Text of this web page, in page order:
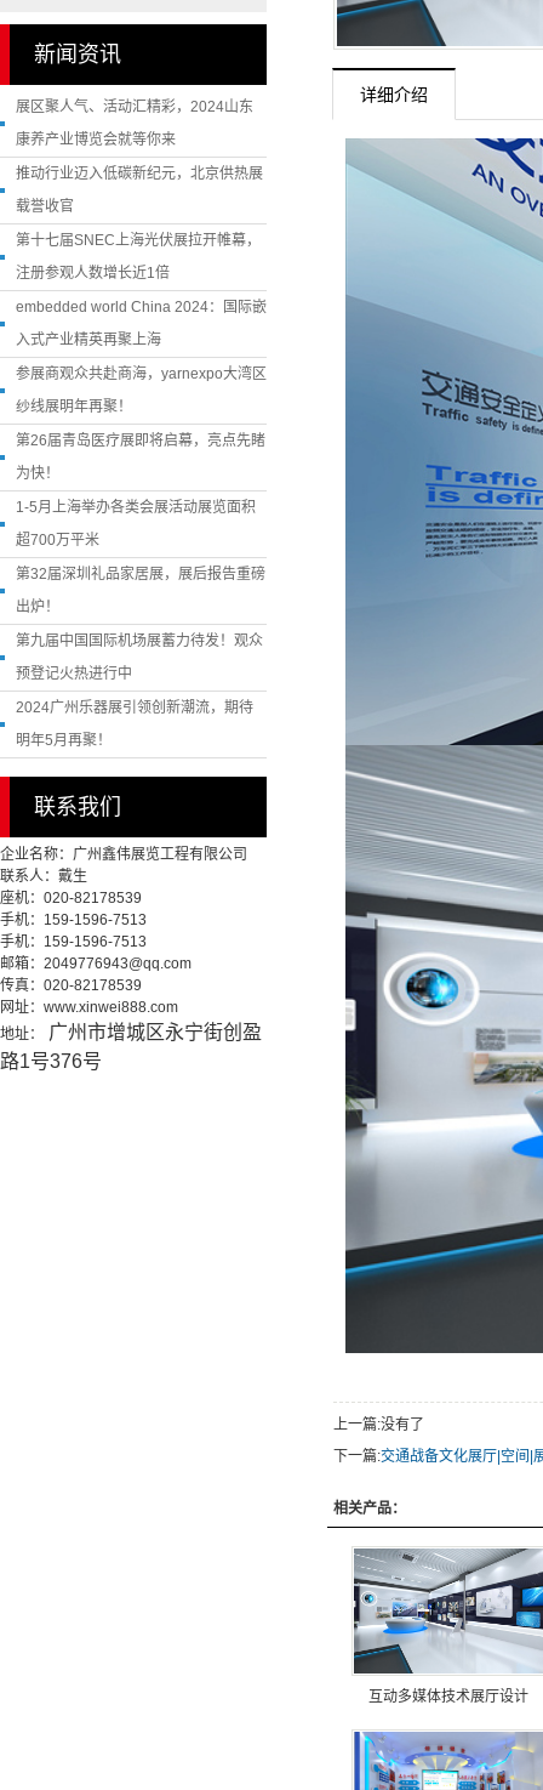
医疗展
卫浴展
新闻资讯
展区聚人气、活动汇精彩，2024山东
康养产业博览会就等你来
推动行业迈入低碳新纪元，北京供热展
载誉收官
第十七届SNEC上海光伏展拉开帷幕，
注册参观人数增长近1倍
embedded world China 2024：国际嵌
入式产业精英再聚上海
参展商观众共赴商海，yarnexpo大湾区
纱线展明年再聚！
第26届青岛医疗展即将启幕，亮点先睹
为快！
1-5月上海举办各类会展活动展览面积
超700万平米
第32届深圳礼品家居展，展后报告重磅
出炉！
第九届中国国际机场展蓄力待发！观众
预登记火热进行中
2024广州乐器展引领创新潮流，期待
明年5月再聚！
联系我们
企业名称：广州鑫伟展览工程有限公司
联系人：戴生
座机：020-82178539
手机：159-1596-7513
手机：159-1596-7513
邮箱：2049776943@qq.com
传真：020-82178539
网址：www.xinwei888.com
地址：
广州市增城区永宁街创盈
路1号376号
详细介绍
上一篇:没有了
下一篇:交通战备文化展厅|空间|
相关产品：
互动多媒体技术展厅设计